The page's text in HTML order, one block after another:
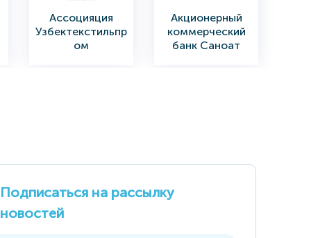
Ассоцияция
Узбектекстильпр
ом
Акционерный
коммерческий
банк Саноат
"INFINBANK"
Коммерческий
Министерство
Подписаться на рассылку
новостей